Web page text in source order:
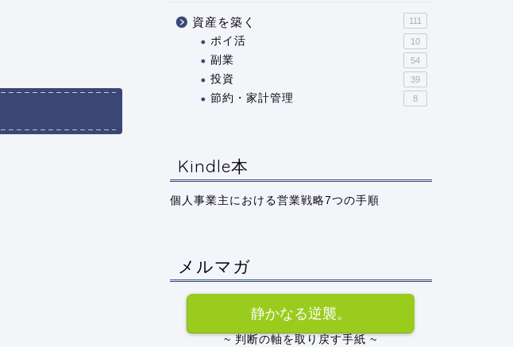
資産を築く 111
ポイ活 10
副業 54
投資 39
節約・家計管理 8
Kindle本
個人事業主における営業戦略7つの手順
メルマガ
静かなる逆襲。
~ 判断の軸を取り戻す手紙 ~